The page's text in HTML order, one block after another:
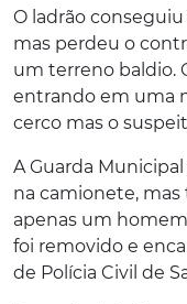
O ladrão
mas perdeu o
um terreno baldio.
entrando em uma
cerco mas o
A Guarda
na camionete,
apenas um
foi removido e
de Polícia Civil de